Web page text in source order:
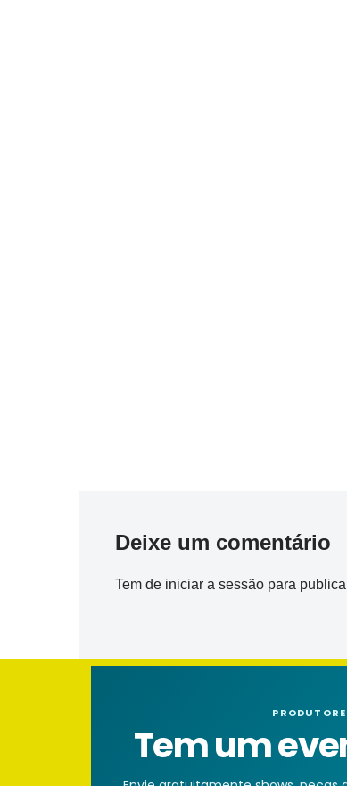
Deixe um comentário
Tem de iniciar a sessão para
Tem um